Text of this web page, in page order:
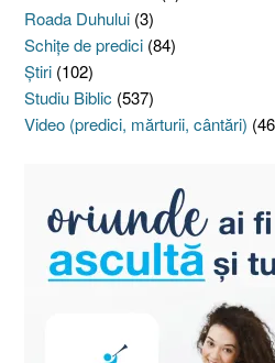
Roada Duhului (3)
Schiţe de predici (84)
Ştiri (102)
Studiu Biblic (537)
Video (predici, mărturii, cântări)